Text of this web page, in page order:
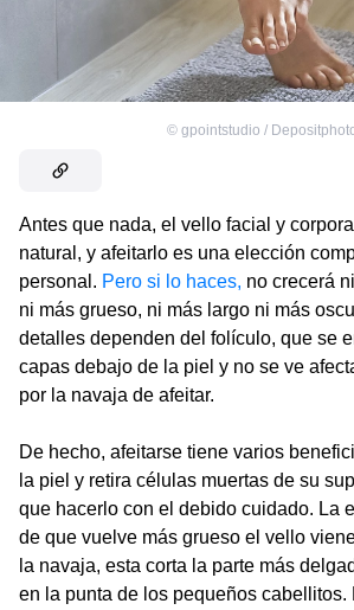
© gpointstudio /
Antes que nada, el vello facial y
natural, y afeitarlo es una elección
personal. Pero si lo haces, no crecerá
ni más grueso, ni más largo ni más
detalles dependen del folículo, que se
capas debajo de la piel y no se ve
por la navaja de afeitar.
De hecho, afeitarse tiene varios
la piel y retira células muertas de su
que hacerlo con el debido cuidado. La
de que vuelve más grueso el vello
la navaja, esta corta la parte más
en la punta de los pequeños cabellitos.